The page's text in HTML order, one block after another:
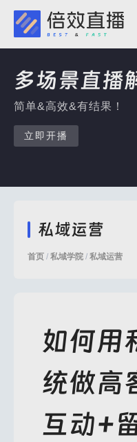
多场景直播
简单&高效&有结果！
立即开播
私域运营
首页 / 私域学院 / 私域运营
如何用
统做高
互动+